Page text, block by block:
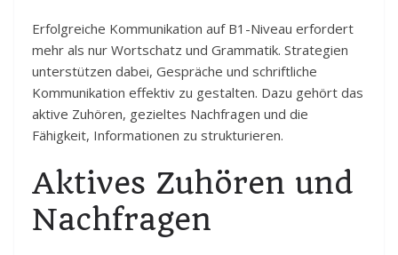
Erfolgreiche Kommunikation auf B1-Niveau erfordert
mehr als nur Wortschatz und Grammatik. Strategien
unterstützen dabei, Gespräche und schriftliche
Kommunikation effektiv zu gestalten. Dazu gehört das
aktive Zuhören, gezieltes Nachfragen und die
Fähigkeit, Informationen zu strukturieren.
Aktives Zuhören und
Nachfragen